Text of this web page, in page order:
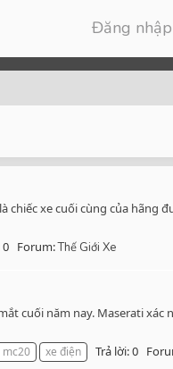
Đăng nhập
chiếc xe cuối cùng của hãng
0 Forum:Thế Giới Xe
cuối năm nay. Maserati xác
mc20 xe điện Trả lời: 0